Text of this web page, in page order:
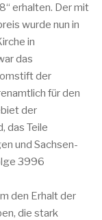
erhalten. Der mit
wurde nun in
in
das
der
für den
der
das Teile
und Sachsen-
3996
den Erhalt der
die stark